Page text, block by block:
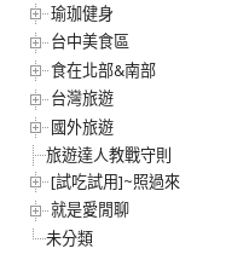
瑜珈健身
台中美食區
食在北部&南部
台灣旅遊
國外旅遊
旅遊達人教戰守則
[試吃試用]~照過來
就是愛閒聊
未分類